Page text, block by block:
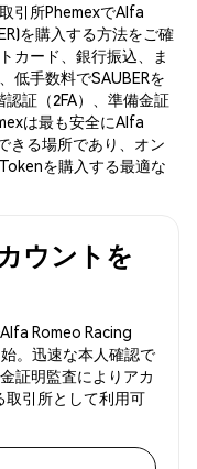
引所PhemexでAlfa
を購入する方法をご確
カード、銀行振込、ま
低手数料でSAUBERを
証（2FA）、準備金証
は最も安全にAlfa
きる場所であり、オン
を購入する最適な
ウントを
Romeo Racing
。迅速な本人確認で
証明監査によりアカ
取引所として利用可